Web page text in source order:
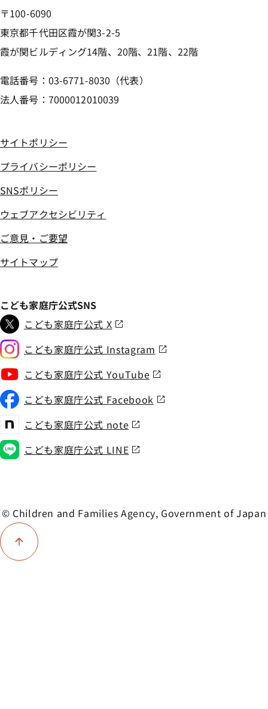
〒100-6090
東京都千代田区霞が関3-2-5
霞が関ビルディング14階、20階、21階、22階
電話番号：03-6771-8030（代表）
法人番号：7000012010039
サイトポリシー
プライバシーポリシー
SNSポリシー
ウェブアクセシビリティ
ご意見・ご要望
サイトマップ
こども家庭庁公式SNS
こども家庭庁公式 X
こども家庭庁公式 Instagram
こども家庭庁公式 YouTube
こども家庭庁公式 Facebook
こども家庭庁公式 note
こども家庭庁公式 LINE
© Children and Families Agency, Government of Japan